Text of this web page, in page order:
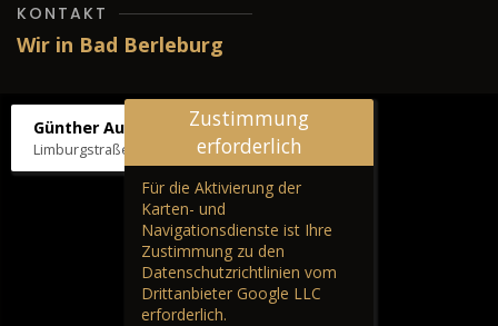
KONTAKT
Wir in Bad Berleburg
Günther Autos & Service
Limburgstraße 39, 57319 Bad Berleburg
Zustimmung
erforderlich
Für die Aktivierung der
Karten- und
Navigationsdienste ist Ihre
Zustimmung zu den
Datenschutzrichtlinien vom
Drittanbieter Google LLC
erforderlich.